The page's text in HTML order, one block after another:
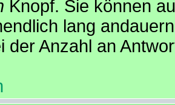
Knopf. Sie können
lang
der Anzahl an